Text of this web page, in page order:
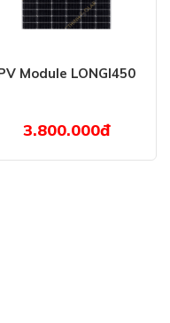
Module LONGI450
3.800.000đ